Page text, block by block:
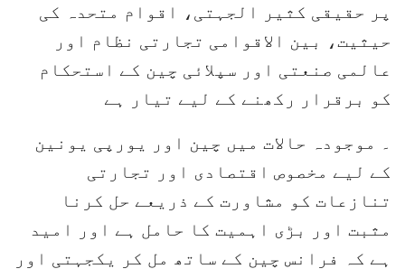
پر حقیقی کثیر الجہتی، اقوام متحدہ کی
حیثیت، بین الاقوامی تجارتی نظام اور
عالمی صنعتی اور سپلائی چین کے استحکام
کو برقرار رکھنے کے لیے تیار ہے
۔ موجودہ حالات میں چین اور یورپی یونین
کے لیے مخصوص اقتصادی اور تجارتی
تنازعات کو مشاورت کے ذریعے حل کرنا
مثبت اور بڑی اہمیت کا حامل ہے اور امید
ہے کہ فرانس چین کے ساتھ مل کر یکجہتی اور